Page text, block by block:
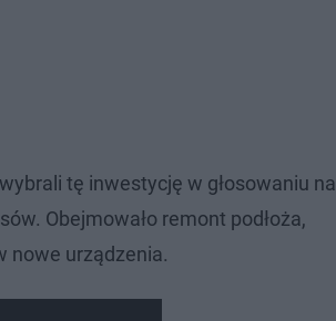
tę inwestycję w głosowaniu na
Obejmowało remont podłoża,
nowe urządzenia.